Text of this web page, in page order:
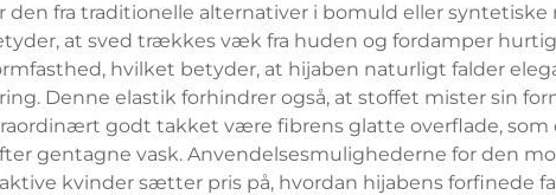
fra traditionelle alternativer i bomuld eller
at sved trækkes væk fra huden og fordamper
hvilket betyder, at hijaben naturligt falder
Denne elastik forhindrer også, at stoffet mister sin
godt takket være fibrens glatte overflade,
gentagne vask. Anvendelsesmulighederne for den
kvinder sætter pris på, hvordan hijabens forfinede